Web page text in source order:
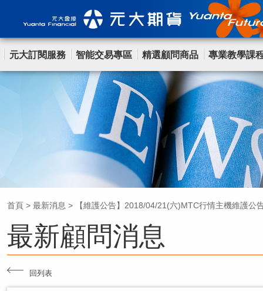
元大訂閱服務 智能交易專區 精選顧問商品 專業教學課
首頁 > 最新消息 > 【維護公告】2018/04/21(六)MTC行情主機維護公
最新顧問消息
回列表